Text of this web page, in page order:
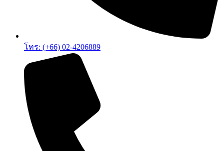
โทร: (+66) 02-4206889